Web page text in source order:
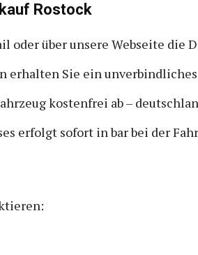
Rostock
oder über unsere Webseite die
erhalten Sie ein
kostenfrei ab –
erfolgt sofort in bar bei der